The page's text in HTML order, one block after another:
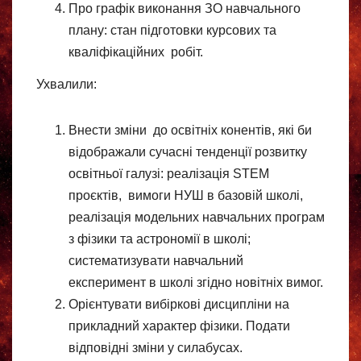
Про графік виконання ЗО навчального
плану: стан підготовки курсових та
кваліфікаційних робіт.
Ухвалили:
Внести зміни до освітніх конентів, які би
відображали сучасні тенденції розвитку
освітньої галузі: реалізація STEM
проєктів, вимоги НУШ в базовій школі,
реалізація модельних навчальних програм
з фізики та астрономії в школі;
систематизувати навчальний
експеримент в школі згідно новітніх вимог.
Орієнтувати вибіркові дисципліни на
прикладний характер фізики. Подати
відповідні зміни у силабусах.